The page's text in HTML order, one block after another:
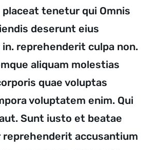
tenetur qui Omnis
deserunt eius
in. reprehenderit culpa non.
aliquam molestias
quae voluptas
voluptatem enim. Qui
Sunt iusto et beatae
accusantium